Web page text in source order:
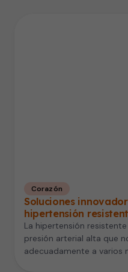
Corazón
Soluciones
hipertensión
La hipertensión
presión arterial alta que
adecuadamente a varios